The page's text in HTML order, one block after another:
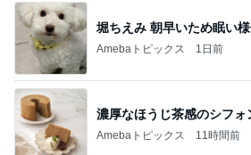
堀ちえみ 朝早いため眠い
Amebaトピックス 1日前
濃厚なほうじ茶感のシフォ
Amebaトピックス 11時間前